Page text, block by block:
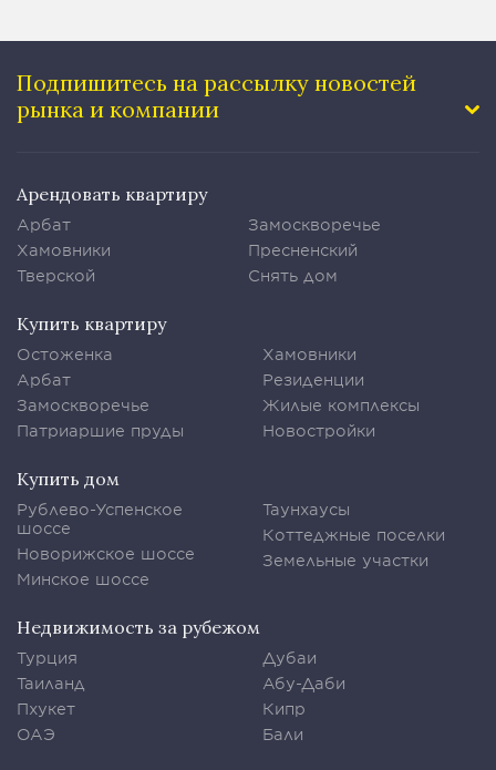
Подпишитесь на рассылку новостей
рынка и компании
Арендовать квартиру
Арбат
Хамовники
Тверской
Замоскворечье
Пресненский
Снять дом
Купить квартиру
Остоженка
Арбат
Замоскворечье
Патриаршие пруды
Хамовники
Резиденции
Жилые комплексы
Новостройки
Купить дом
Рублево-Успенское
шоссе
Новорижское шоссе
Минское шоссе
Таунхаусы
Коттеджные поселки
Земельные участки
Недвижимость за рубежом
Турция
Таиланд
Пхукет
ОАЭ
Дубаи
Абу-Даби
Кипр
Бали